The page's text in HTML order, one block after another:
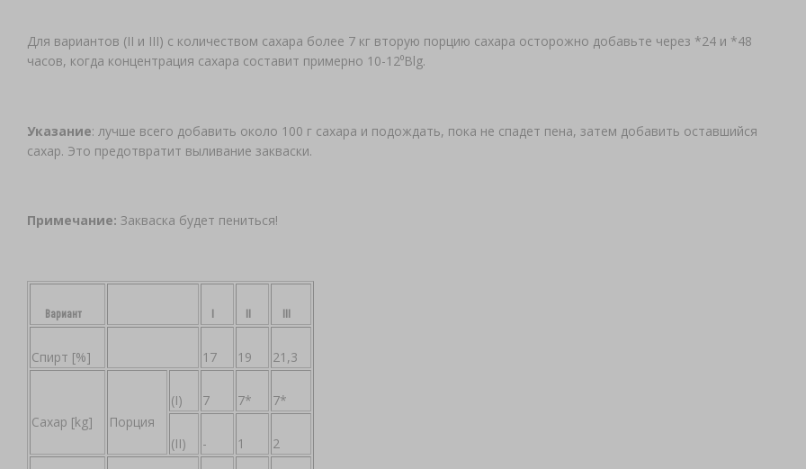
Для вариантов (II и III) с количеством сахара более 7 кг вторую порцию сахара осторожно добавьте через *24 и *48
часов, когда концентрация сахара составит примерно 10-12⁰Blg.
Указание: лучше всего добавить около 100 г сахара и подождать, пока не спадет пена, затем добавить оставшийся
сахар. Это предотвратит выливание закваски.
Примечание: Закваска будет пениться!
Вариант I II III
Спирт [%] 17 19 21,3
Сахар [kg] Порция
(I) 7 7* 7*
(II) - 1 2